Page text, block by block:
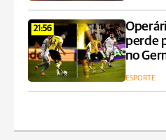
21:56
perde
no
ESPORTE